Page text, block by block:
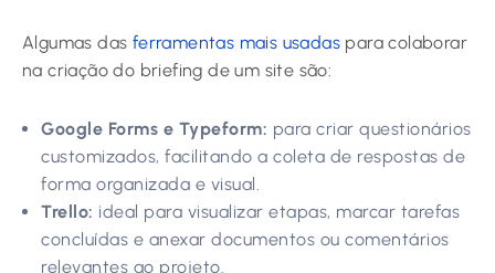
Algumas das ferramentas mais usadas para colaborar
na criação do briefing de um site são:
Google Forms e Typeform: para criar questionários
customizados, facilitando a coleta de respostas de
forma organizada e visual.
Trello: ideal para visualizar etapas, marcar tarefas
concluídas e anexar documentos ou comentários
relevantes ao projeto.